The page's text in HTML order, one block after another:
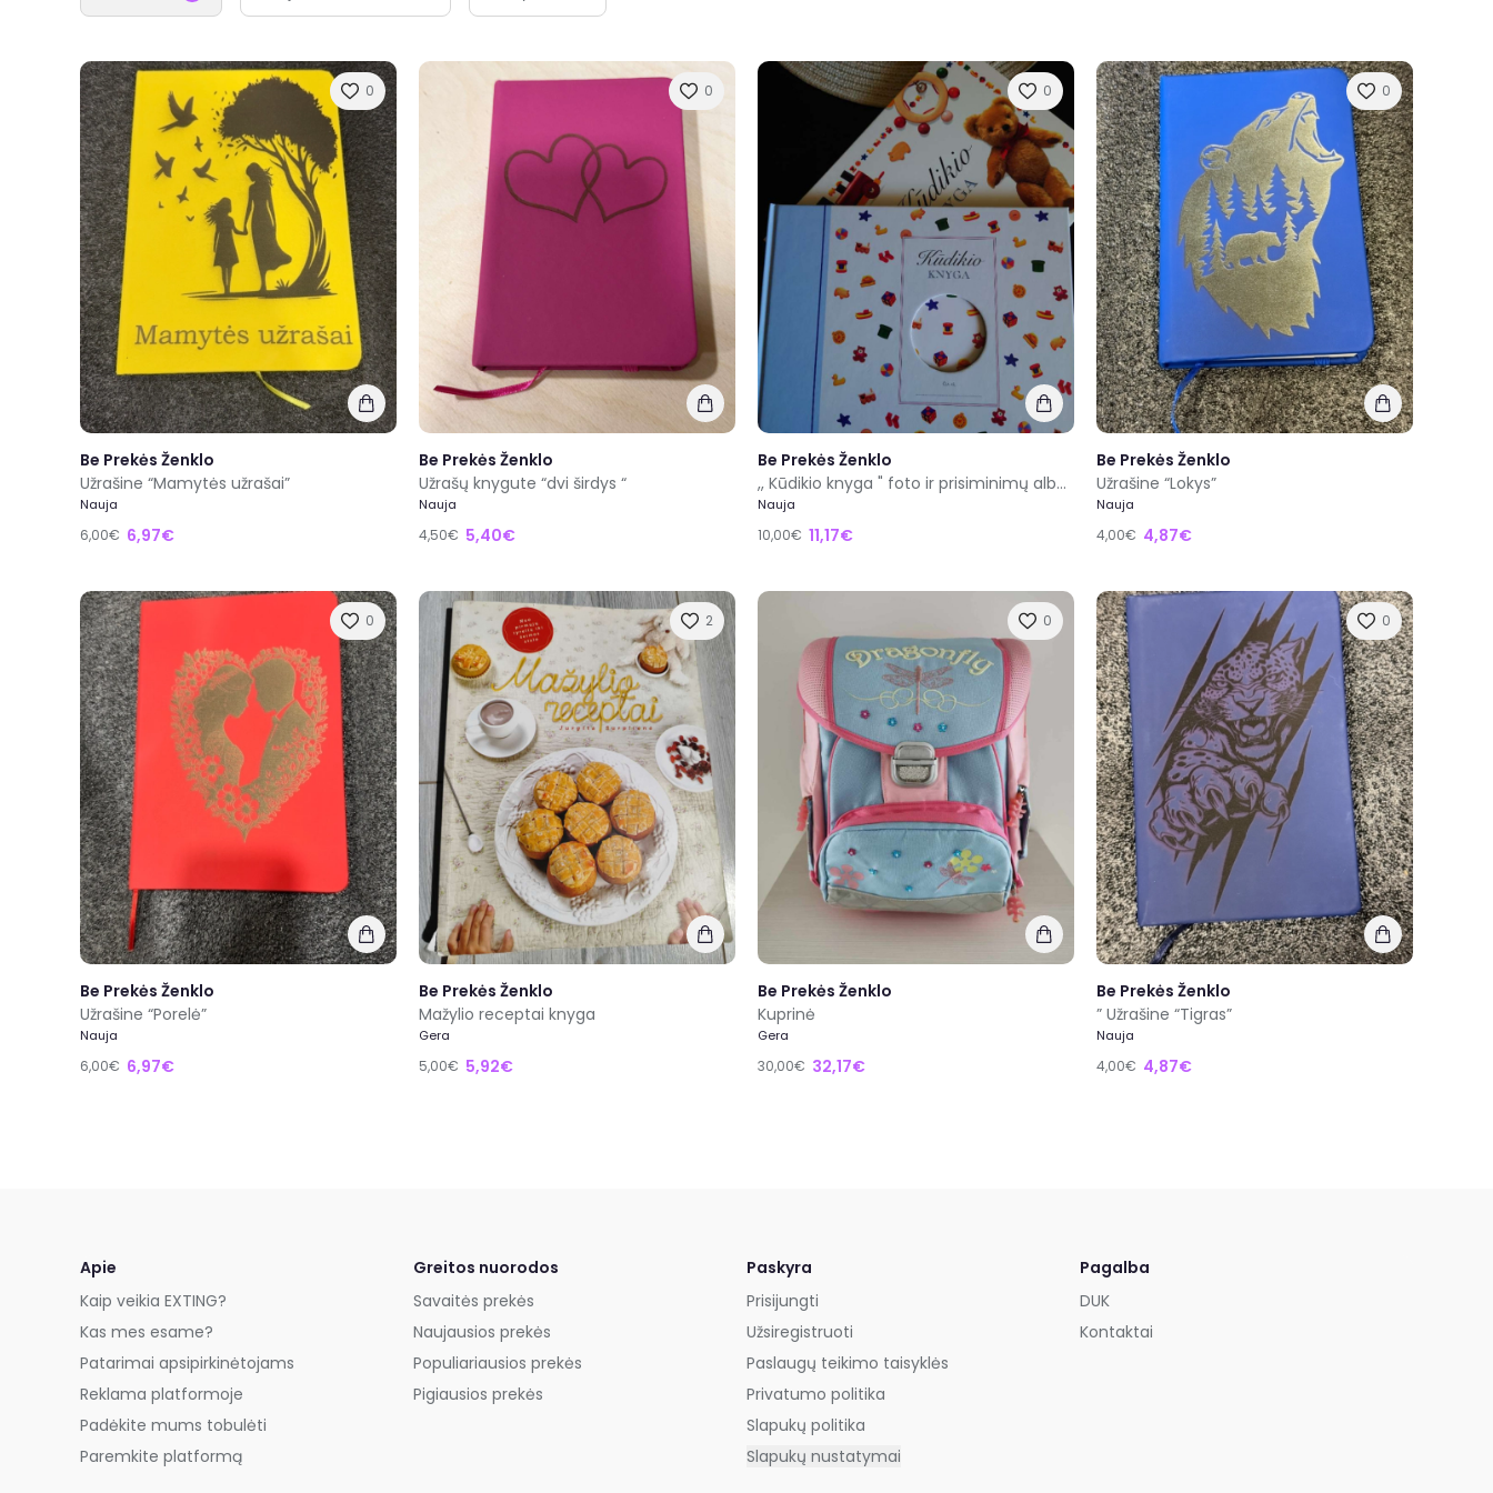
0
Be Prekės Ženklo
Užrašine “Mamytės užrašai”
Nauja
6,00€ 6,97€
0
Be Prekės Ženklo
Užrašų knygute “dvi širdys “
Nauja
4,50€ 5,40€
0
Be Prekės Ženklo
,, Kūdikio knyga " foto ir prisiminimų albumas
Nauja
10,00€ 11,17€
0
Be Prekės Ženklo
Užrašine “Lokys”
Nauja
4,00€ 4,87€
0
Be Prekės Ženklo
Užrašine “Porelė”
Nauja
6,00€ 6,97€
2
Be Prekės Ženklo
Mažylio receptai knyga
Gera
5,00€ 5,92€
0
Be Prekės Ženklo
Kuprinė
Gera
30,00€ 32,17€
0
Be Prekės Ženklo
” Užrašine “Tigras”
Nauja
4,00€ 4,87€
Apie
Kaip veikia EXTING?
Kas mes esame?
Patarimai apsipirkinėtojams
Reklama platformoje
Padėkite mums tobulėti
Paremkite platformą
Greitos nuorodos
Savaitės prekės
Naujausios prekės
Populiariausios prekės
Pigiausios prekės
Paskyra
Prisijungti
Užsiregistruoti
Paslaugų teikimo taisyklės
Privatumo politika
Slapukų politika
Slapukų nustatymai
Pagalba
DUK
Kontaktai